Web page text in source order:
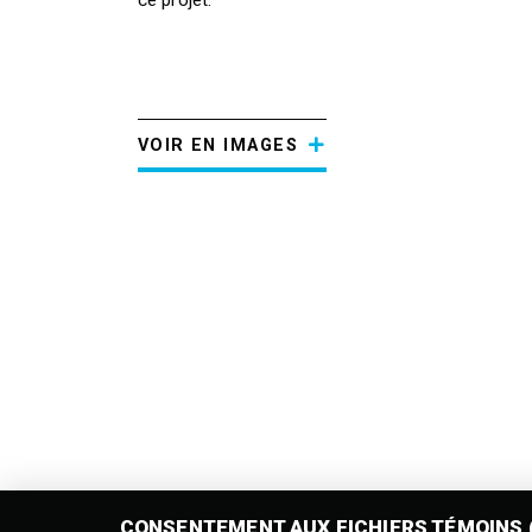
CONSENTEMENT AUX FICHIERS TÉMOINS
VOIR EN IMAGES